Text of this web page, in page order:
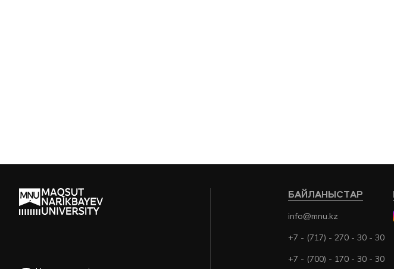
БАЙЛАНЫСТАР
info@mnu.kz
+7 - (717) - 270 - 30 - 30
+7 - (700) - 170 - 30 - 30